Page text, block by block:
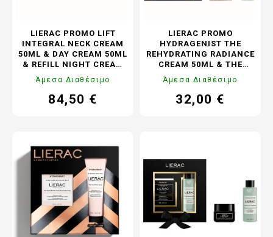
LIERAC PROMO LIFT
INTEGRAL NECK CREAM
50ML & DAY CREAM 50ML
& REFILL NIGHT CREAM
Άμεσα Διαθέσιμο
Τιμή
84,50 €
LIERAC PROMO
HYDRAGENIST THE
REHYDRATING RADIANCE
CREAM 50ML & THE
CLEANSING FOAM 150ML
Άμεσα Διαθέσιμο
Τιμή
32,00 €